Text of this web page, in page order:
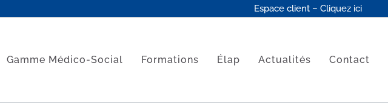
Espace client – Cliquez ici
Gamme Médico-Social Formations Élap Actualités Contact